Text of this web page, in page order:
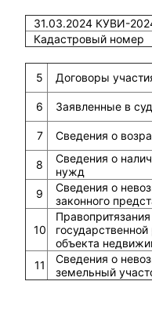
31.03.2024 КУВИ-
Кадастровый номер
5 Договоры
6 Заявленные в
7 Сведения о
8
Сведения о
нужд
9
Сведения о
законного
10
объекта
11
Сведения о
земельный